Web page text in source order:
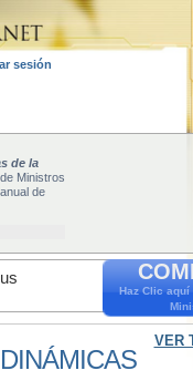
sesión
de la
Ministros
de
Haz Clic
VER